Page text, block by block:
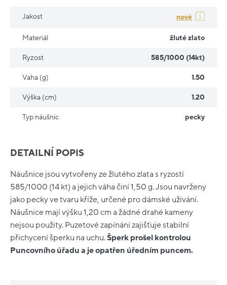
DETAILNÍ POPIS
Náušnice jsou vytvořeny ze žlutého zlata s ryzostí
585/1000 (14 kt) a jejich váha činí 1,50 g. Jsou navrženy
jako pecky ve tvaru kříže, určené pro dámské užívání.
Náušnice mají výšku 1,20 cm a žádné drahé kameny
nejsou použity. Puzetové zapínání zajišťuje stabilní
přichycení šperku na uchu.Šperk prošel kontrolou
Puncovního úřadu a je opatřen úředním puncem.
Jakost nové
Materiál žluté zlato
Ryzost 585/1000 (14kt)
Vaha (g) 1.50
Výška (cm) 1.20
Typ náušnic pecky